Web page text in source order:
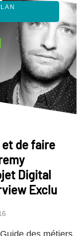
et de faire
Digital
Exclu
des métiers